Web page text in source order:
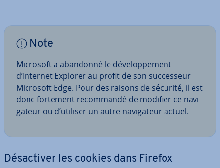
Note
Microsoft a abandonné le dé­ve­lop­pe­ment
d’Internet Explorer au profit de son suc­ces­seur
Microsoft Edge. Pour des raisons de sécurité, il est
donc fortement re­com­mandé de modifier ce na­vi­
ga­teur ou d’utiliser un autre na­vi­ga­teur actuel.
Dé­sac­ti­ver les cookies dans Firefox